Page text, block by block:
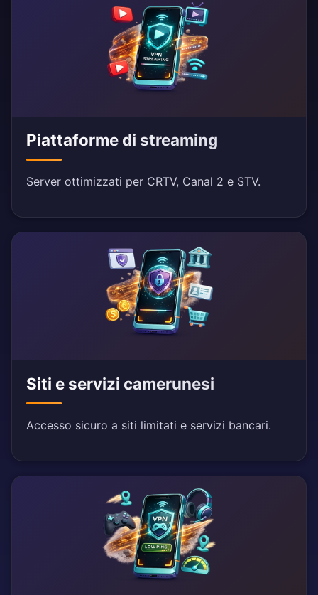
Piattaforme di streaming
Server ottimizzati per CRTV, Canal 2 e STV.
Siti e servizi camerunesi
Accesso sicuro a siti limitati e servizi bancari.